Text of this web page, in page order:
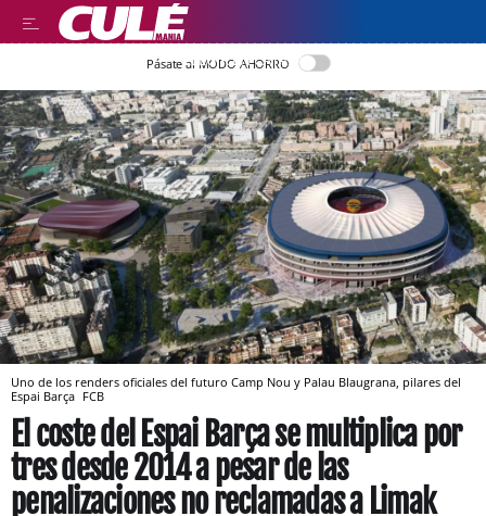
LLEGIR EN CATALÀ
Pásate al MODO AHORRO
Uno de los renders oficiales del futuro Camp Nou y Palau Blaugrana, pilares del
Espai Barça FCB
El coste del Espai Barça se multiplica por
tres desde 2014 a pesar de las
penalizaciones no reclamadas a Limak